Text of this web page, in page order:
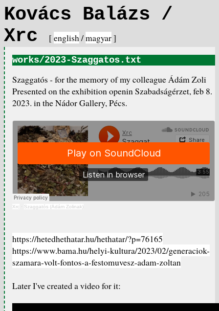
Kovács Balázs /
Xrc
[english/magyar]
works/2023-Szaggatos.txt
Szaggatós - for the memory of my colleague Ádám Zoli
Presented on the exhibition openin Szabadságérzet, feb 8.
2023. in the Nádor Gallery, Pécs.
Xrc · Szaggatós (Ádám Zolinak)
https://hetedhethatar.hu/hethatar/?p=76165
https://www.bama.hu/helyi-kultura/2023/02/generaciok-
szamara-volt-fontos-a-festomuvesz-adam-zoltan
Later I've created a video for it: